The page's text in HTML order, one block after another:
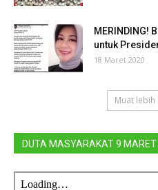
MERINDING!
untuk
18 Maret 2020
Muat lebih
DUTA MASYARAKAT 9